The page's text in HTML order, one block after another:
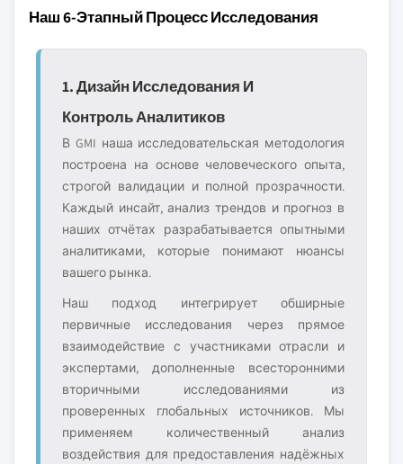
Наш 6-Этапный Процесс Исследования
1. Дизайн Исследования И
Контроль Аналитиков
В GMI наша исследовательская методология
построена на основе человеческого опыта,
строгой валидации и полной прозрачности.
Каждый инсайт, анализ трендов и прогноз в
наших отчётах разрабатывается опытными
аналитиками, которые понимают нюансы
вашего рынка.
Наш подход интегрирует обширные
первичные исследования через прямое
взаимодействие с участниками отрасли и
экспертами, дополненные всесторонними
вторичными исследованиями из
проверенных глобальных источников. Мы
применяем количественный анализ
воздействия для предоставления надёжных